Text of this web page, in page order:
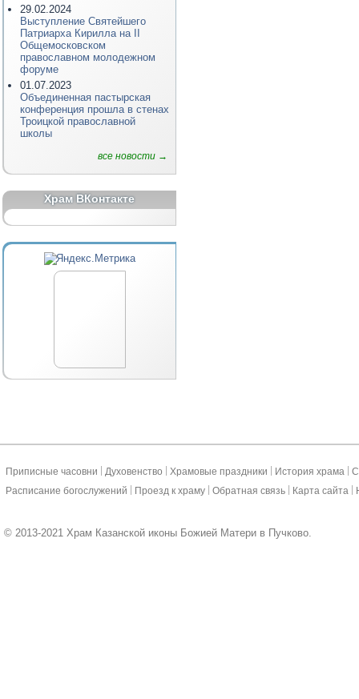
29.02.2024
Выступление Святейшего
Патриарха Кирилла на II
Общемосковском
православном молодежном
форуме
01.07.2023
Объединенная пастырская
конференция прошла в стенах
Троицкой православной
школы
все новости →
Храм ВКонтакте
Приписные часовни Духовенство Храмовые праздники История храма
Расписание богослужений
Проезд к храму Обратная связь Карта сайта
© 2013-2021 Храм Казанской иконы Божией Матери в Пучково.